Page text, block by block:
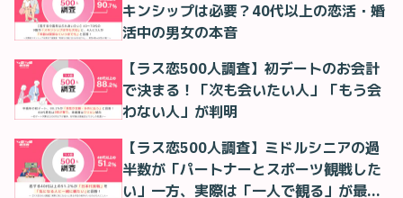
キンシップは必要？40代以上の恋活・婚
活中の男女の本音
【ラス恋500人調査】初デートのお会計
で決まる！「次も会いたい人」「もう会
わない人」が判明
【ラス恋500人調査】ミドルシニアの過
半数が「パートナーとスポーツ観戦した
い」一方、実際は「一人で観る」が最多